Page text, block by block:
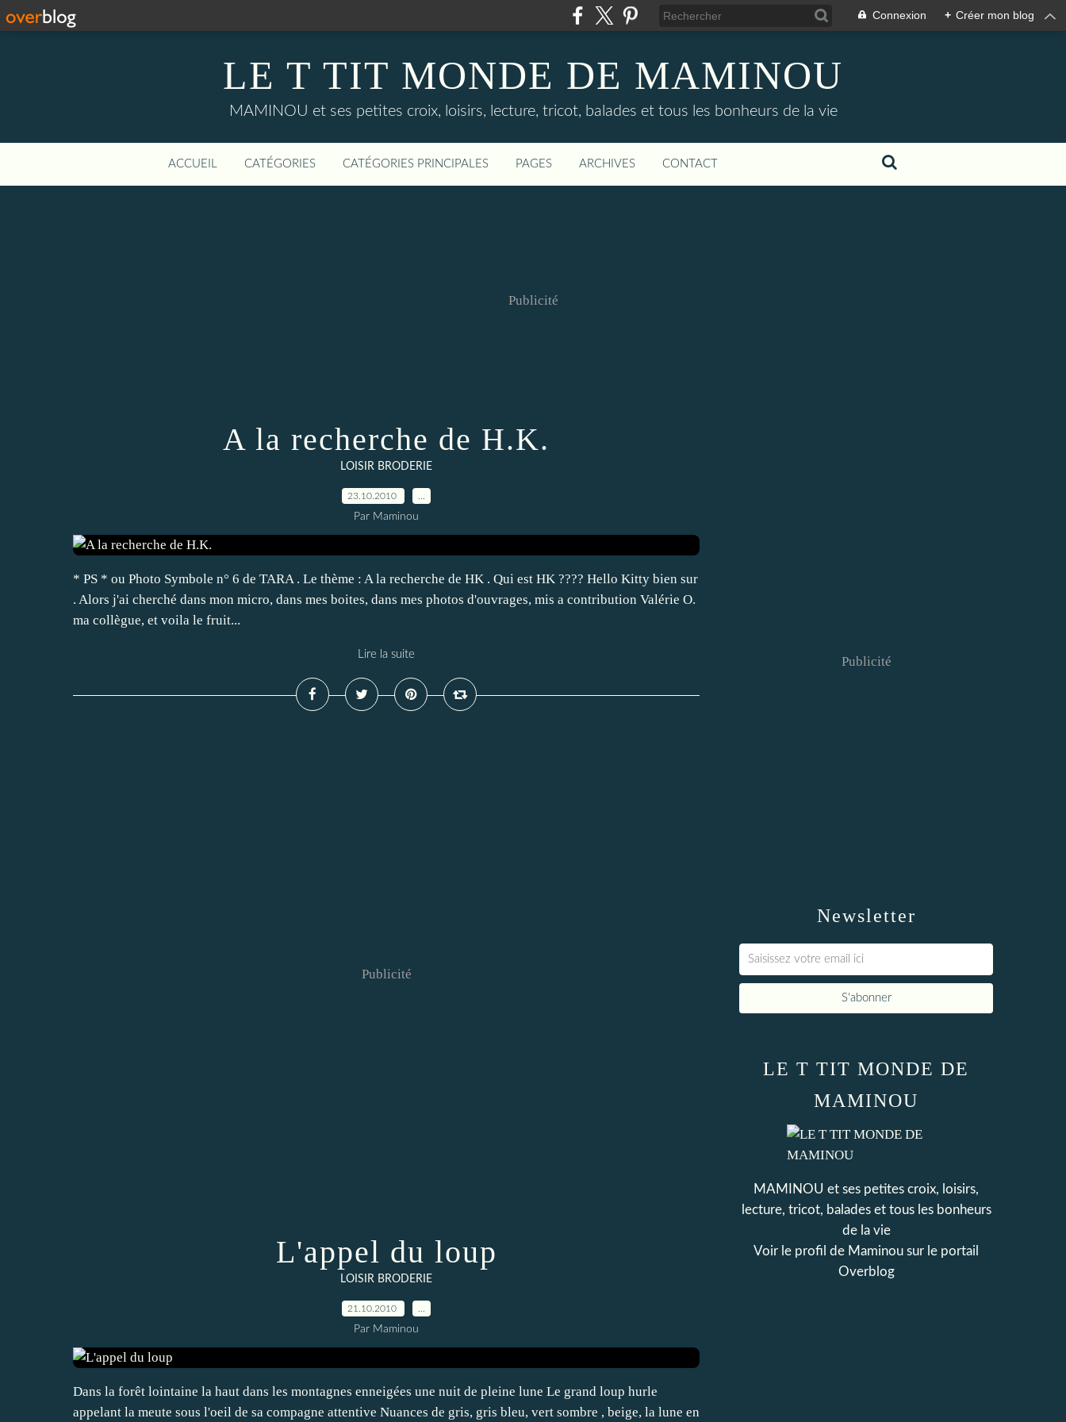
Connexion + Créer mon blog
LE T TIT MONDE DE MAMINOU
MAMINOU et ses petites croix, loisirs, lecture, tricot, balades et tous les bonheurs de la vie
ACCUEIL CATÉGORIES CATÉGORIES PRINCIPALES PAGES ARCHIVES CONTACT
Publicité
A la recherche de H.K.
LOISIR BRODERIE
23.10.2010
Par Maminou
* PS * ou Photo Symbole n° 6 de TARA . Le thème : A la recherche de HK . Qui est HK ???? Hello Kitty bien sur
. Alors j'ai cherché dans mon micro, dans mes boites, dans mes photos d'ouvrages, mis a contribution Valérie O.
ma collègue, et voila le fruit...
Lire la suite
Publicité
L'appel du loup
LOISIR BRODERIE
21.10.2010
Par Maminou
Dans la forêt lointaine la haut dans les montagnes enneigées une nuit de pleine lune Le grand loup hurle
appelant la meute sous l'oeil de sa compagne attentive Nuances de gris, gris bleu, vert sombre , beige, la lune en
Newsletter
Publicité
LE T TIT MONDE DE
MAMINOU
MAMINOU et ses petites croix, loisirs,
lecture, tricot, balades et tous les bonheurs
de la vie
Voir le profil de Maminou sur le portail
Overblog